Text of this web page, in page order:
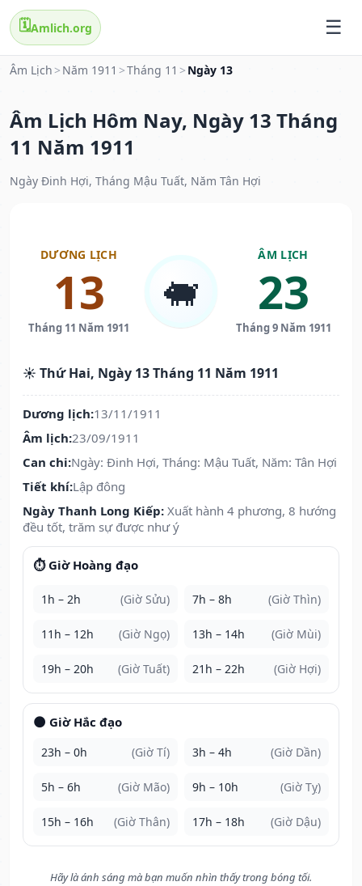
🗓️Amlich.org
Âm Lịch > Năm 1911 >Tháng 11 > Ngày 13
Âm Lịch Hôm Nay, Ngày 13 Tháng
11 Năm 1911
Ngày Đinh Hợi, Tháng Mậu Tuất, Năm Tân Hợi
DƯƠNG LỊCH
13
Tháng 11 Năm 1911
🐖
ÂM LỊCH
23
Tháng 9 Năm 1911
☀️ Thứ Hai, Ngày 13 Tháng 11 Năm 1911
Dương lịch:13/11/1911
Âm lịch:23/09/1911
Can chi:Ngày: Đinh Hợi, Tháng: Mậu Tuất, Năm: Tân Hợi
Tiết khí:Lập đông
Ngày Thanh Long Kiếp: Xuất hành 4 phương, 8 hướng
đều tốt, trăm sự được như ý
⏱️ Giờ Hoàng đạo
1h – 2h (Giờ Sửu) 7h – 8h (Giờ Thìn)
11h – 12h (Giờ Ngọ) 13h – 14h (Giờ Mùi)
19h – 20h (Giờ Tuất) 21h – 22h (Giờ Hợi)
🌑 Giờ Hắc đạo
23h – 0h (Giờ Tí) 3h – 4h (Giờ Dần)
5h – 6h (Giờ Mão) 9h – 10h (Giờ Tỵ)
15h – 16h (Giờ Thân) 17h – 18h (Giờ Dậu)
Hãy là ánh sáng mà bạn muốn nhìn thấy trong bóng tối.